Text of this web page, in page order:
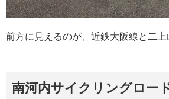
前方に見えるのが、近鉄大阪線と二上
南河内サイクリングロー